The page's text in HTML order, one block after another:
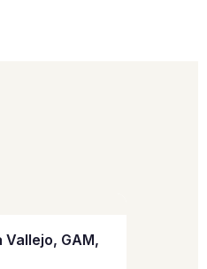
GAM,